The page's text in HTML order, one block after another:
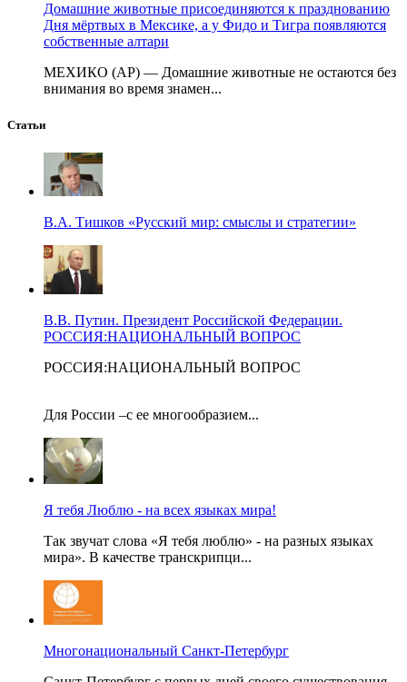
Домашние животные присоединяются к празднованию
Дня мёртвых в Мексике, а у Фидо и Тигра появляются
собственные алтари
МЕХИКО (AP) — Домашние животные не остаются без
внимания во время знамен...
Статьи
В.А. Тишков «Русский мир: смыслы и стратегии»
В.В. Путин. Президент Российской Федерации.
РОССИЯ:НАЦИОНАЛЬНЫЙ ВОПРОС
РОССИЯ:НАЦИОНАЛЬНЫЙ ВОПРОС
Для России –с ее многообразием...
Я тебя Люблю - на всех языках мира!
Так звучат слова «Я тебя люблю» - на разных языках
мира». В качестве транскрипци...
Многонациональный Санкт-Петербург